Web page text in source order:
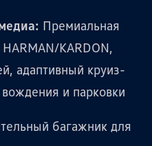
Премиальная
KARDON,
адаптивный круиз-
и парковки
багажник для